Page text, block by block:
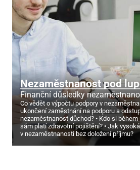
Nezaměstnanost pod
Finanční důsledky
Co vědět o výpočtu podpory v
ukončení zaměstnání na podporu a
nezaměstnanost důchod?
Kdo si
sám platí zdravotní pojištění?
Jak
v nezaměstnanosti bez doložení příjmu?